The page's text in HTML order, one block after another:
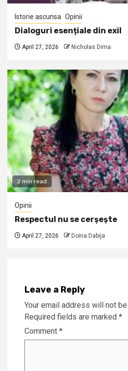
Istorie ascunsa Opinii
Dialoguri esențiale din exil
April 27, 2026 Nicholas Dima
2 min read
Opinii
Respectul nu se cerşeşte
April 27, 2026 Doina Dabija
Leave a Reply
Your email address will not
Required fields are marked *
Comment *